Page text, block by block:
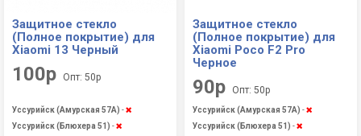
Защитное стекло
(Полное покрытие) для
Xiaomi 13 Черный
100р Опт: 50р
Уссурийск (Амурская 57А) -
Уссурийск (Блюхера 51) -
Защитное стекло
(Полное покрытие) для
Xiaomi Poco F2 Pro
Черное
90р Опт: 50р
Уссурийск (Амурская 57А) -
Уссурийск (Блюхера 51) -